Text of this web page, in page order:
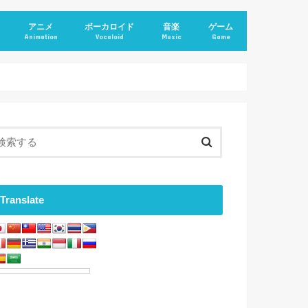
アニメ
Animation
ボーカロイド
Vocaloid
音楽
Music
ゲーム
Game
Translate